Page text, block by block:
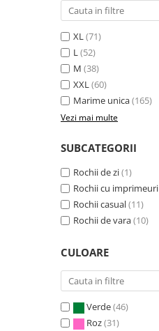
XL(71)
L(52)
M (38)
XXL(60)
Marime unica(165)
Vezi mai multe
SUBCATEGORII
Rochii de zi(1)
Rochii cu imprimeuri
Rochii casual(11)
Rochii de vara(10)
CULOARE
Verde(46)
Roz(31)